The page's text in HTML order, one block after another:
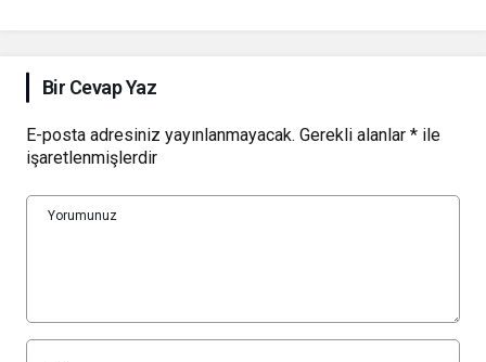
Bir Cevap Yaz
E-posta adresiniz yayınlanmayacak. Gerekli alanlar * ile
işaretlenmişlerdir
Yorumunuz